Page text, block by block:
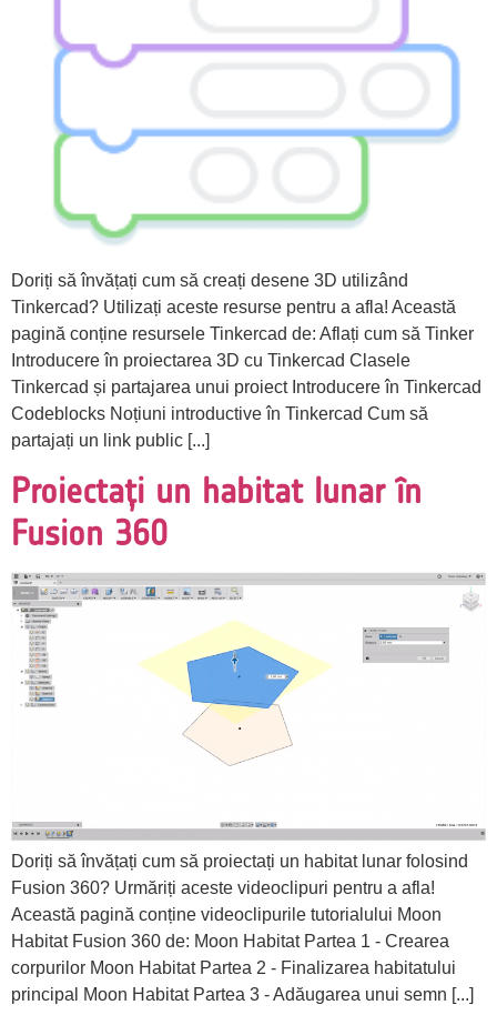
Doriți să învățați cum să creați desene 3D utilizând
Tinkercad? Utilizați aceste resurse pentru a afla! Această
pagină conține resursele Tinkercad de: Aflați cum să Tinker
Introducere în proiectarea 3D cu Tinkercad Clasele
Tinkercad și partajarea unui proiect Introducere în Tinkercad
Codeblocks Noțiuni introductive în Tinkercad Cum să
partajați un link public [...]
Proiectați un habitat lunar în
Fusion 360
Doriți să învățați cum să proiectați un habitat lunar folosind
Fusion 360? Urmăriți aceste videoclipuri pentru a afla!
Această pagină conține videoclipurile tutorialului Moon
Habitat Fusion 360 de: Moon Habitat Partea 1 - Crearea
corpurilor Moon Habitat Partea 2 - Finalizarea habitatului
principal Moon Habitat Partea 3 - Adăugarea unui semn [...]